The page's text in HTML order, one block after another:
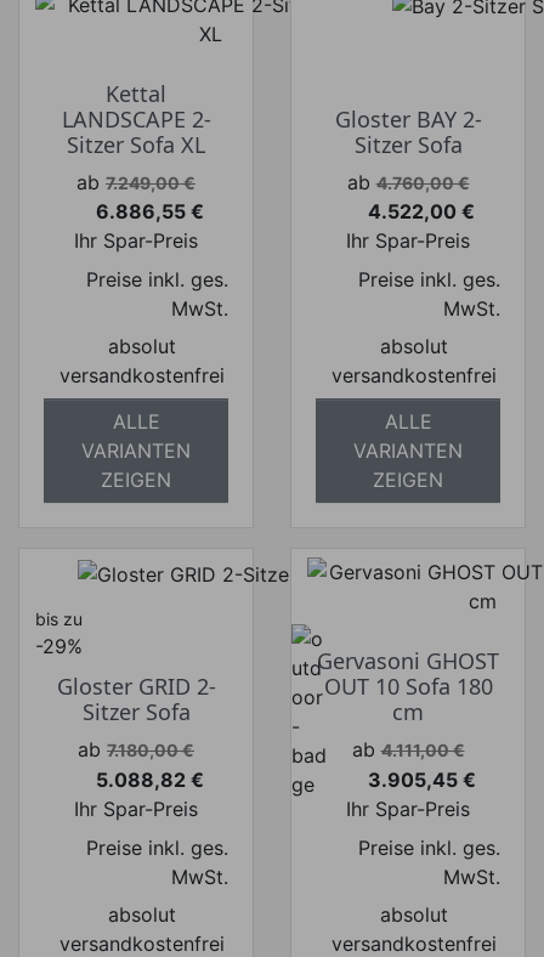
Kettal
LANDSCAPE 2-
Sitzer Sofa XL
Verkaufspreis
ab 7.249,00 €
Preis
6.886,55 €
Ihr Spar-Preis
Preise inkl. ges.
MwSt.
absolut
versandkostenfrei
ALLE
VARIANTEN
ZEIGEN
Gloster BAY 2-
Sitzer Sofa
Verkaufspreis
ab 4.760,00 €
Preis
4.522,00 €
Ihr Spar-Preis
Preise inkl. ges.
MwSt.
absolut
versandkostenfrei
ALLE
VARIANTEN
ZEIGEN
bis zu
-29%
Gloster GRID 2-
Sitzer Sofa
Verkaufspreis
ab 7.180,00 €
Preis
5.088,82 €
Ihr Spar-Preis
Preise inkl. ges.
MwSt.
absolut
versandkostenfrei
Gervasoni GHOST
OUT 10 Sofa 180
cm
Verkaufspreis
ab 4.111,00 €
Preis
3.905,45 €
Ihr Spar-Preis
Preise inkl. ges.
MwSt.
absolut
versandkostenfrei